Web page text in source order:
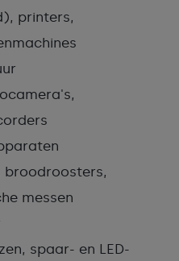
printers,
broodroosters,
messen
spaar- en LED-